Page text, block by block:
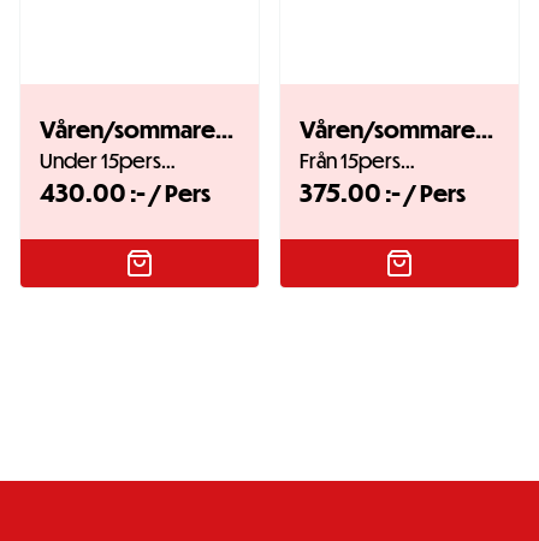
Våren/sommaren under 15p
Under 15pers…
430.00 :-/ Pers
Våren/sommaren VEGETARISK
Från 15pers…
375.00 :-/ Pers